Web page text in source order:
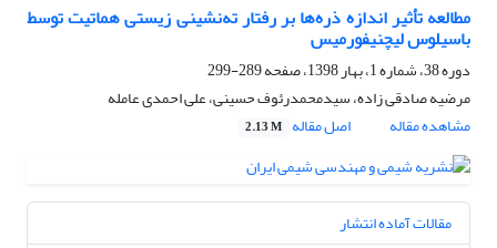
مطالعه تأثیر اندازه ذره‌ها بر رفتار ته‌نشینی زیستی هماتیت توسط
باسیلوس لیچنیفورمیس
دوره 38، شماره 1، بهار 1398، صفحه
289-299
مرضیه صادقی زاده، سیدمحمدرئوف حسینی، علی احمدی عامله
مشاهده مقاله
اصل مقاله 2.13 M
مقالات آماده انتشار